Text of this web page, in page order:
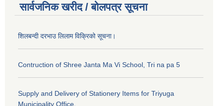
सार्वजनिक खरीद / बोलपत्र सूचना
शिलबन्दी दरभाउ लिलाम विक्रिको सूचना।
Contruction of Shree Janta Ma Vi School, Tri na pa 5
Supply and Delivery of Stationery Items for Triyuga
Municipality Office.